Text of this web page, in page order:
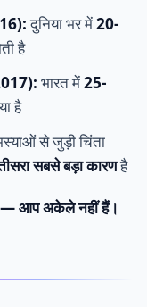
दुनिया भर में20-
है
भारत में25-
है
से जुड़ी चिंता
सबसे बड़ा कारणहै
— आप अकेले नहीं हैं।